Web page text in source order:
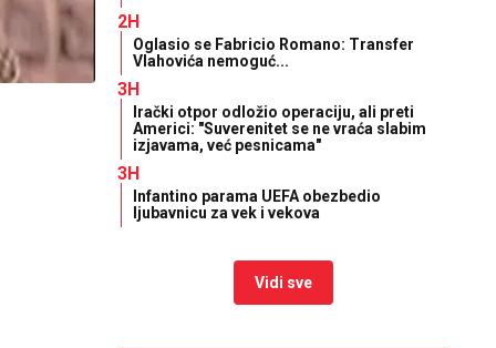
2H
Oglasio se Fabricio Romano: Transfer
Vlahovića nemoguć...
3H
Irački otpor odložio operaciju, ali preti
Americi: "Suverenitet se ne vraća slabim
izjavama, već pesnicama"
3H
Infantino parama UEFA obezbedio
ljubavnicu za vek i vekova
Vidi sve